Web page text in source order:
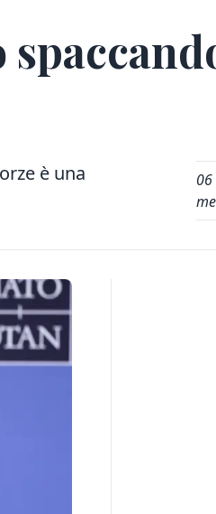
è una